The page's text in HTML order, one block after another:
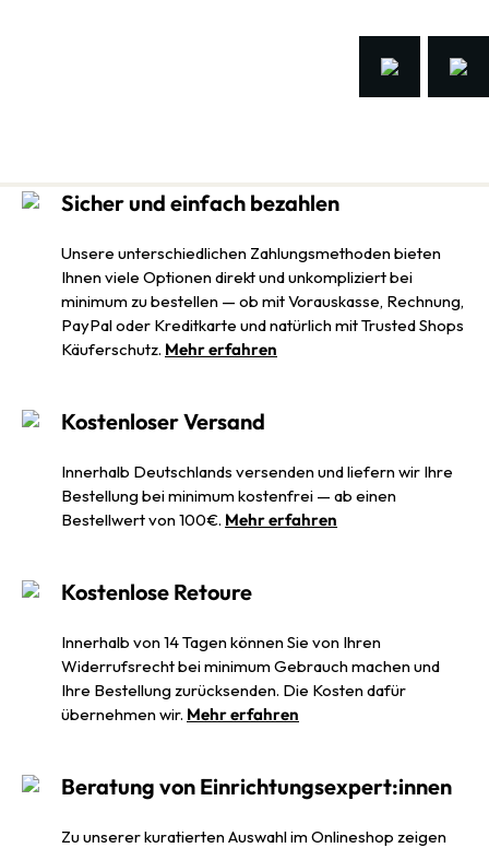
Sicher und einfach bezahlen
Unsere unterschiedlichen Zahlungsmethoden bieten
Ihnen viele Optionen direkt und unkompliziert bei
minimum zu bestellen — ob mit Vorauskasse, Rechnung,
PayPal oder Kreditkarte und natürlich mit Trusted Shops
Käuferschutz. Mehr erfahren
Kostenloser Versand
Innerhalb Deutschlands versenden und liefern wir Ihre
Bestellung bei minimum kostenfrei — ab einen
Bestellwert von 100€. Mehr erfahren
Kostenlose Retoure
Innerhalb von 14 Tagen können Sie von Ihren
Widerrufsrecht bei minimum Gebrauch machen und
Ihre Bestellung zurücksenden. Die Kosten dafür
übernehmen wir. Mehr erfahren
Beratung von Einrichtungsexpert:innen
Zu unserer kuratierten Auswahl im Onlineshop zeigen